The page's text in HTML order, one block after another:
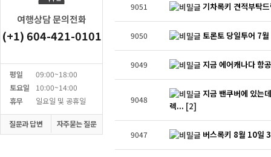
여행상담 문의전화
(+1) 604-421-0101
평일
09:00~18:00
토요일
10:00~14:00
휴무
일요일 및 공휴일
질문과 답변 자주묻는 질문
9051 기차록키 견적부탁
9050 토론토 당일투어 7
9049 지금 에어캐나다 항
9048
지금 밴쿠버에 있는
렉... [2]
9047 버스록키 8월 10일